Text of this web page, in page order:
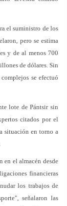
el suministro de los
pero se estima
y de al menos 700
de dólares. Sin
se efectuó
lote de Pántsir sin
citados por el
situación en torno a
en el almacén desde
financieras
los trabajos de
señalaron las